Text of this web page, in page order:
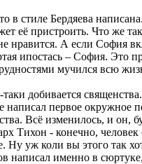
в стиле Бердяева
её пристроить. Что же
нравится. А если София
ипостась – София. Это
мучился всю
добивается
написал первое окружное
Всё изменилось, и он,
Тихон - конечно,
Ну уж коли вы этого так
написал именно в